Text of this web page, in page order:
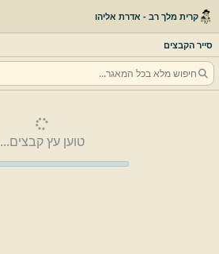
קרית מלך רב - אדרת אליהו
סייר הקבצים
טוען עץ קבצים...